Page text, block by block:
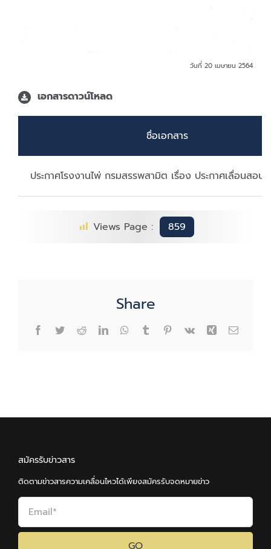
วันที่ 20 เมษายน 2564
เอกสารดาวน์โหลด
ชื่อเอกสาร
ประกาศโรงงานไพ่ กรมสรรพสามิต เรื่อง ประกาศเลื่อนสอ
Views Page : 859
Share
Facebook
TwitterRedditLinkedInWhatsApp
TumblrPinterest
Vk Xing Email
สมัครรับข่าวสาร
ติดตามข่าวสารความเคลื่อนไหวได้เพียงสมัครรับจดหมายข่าว
GO